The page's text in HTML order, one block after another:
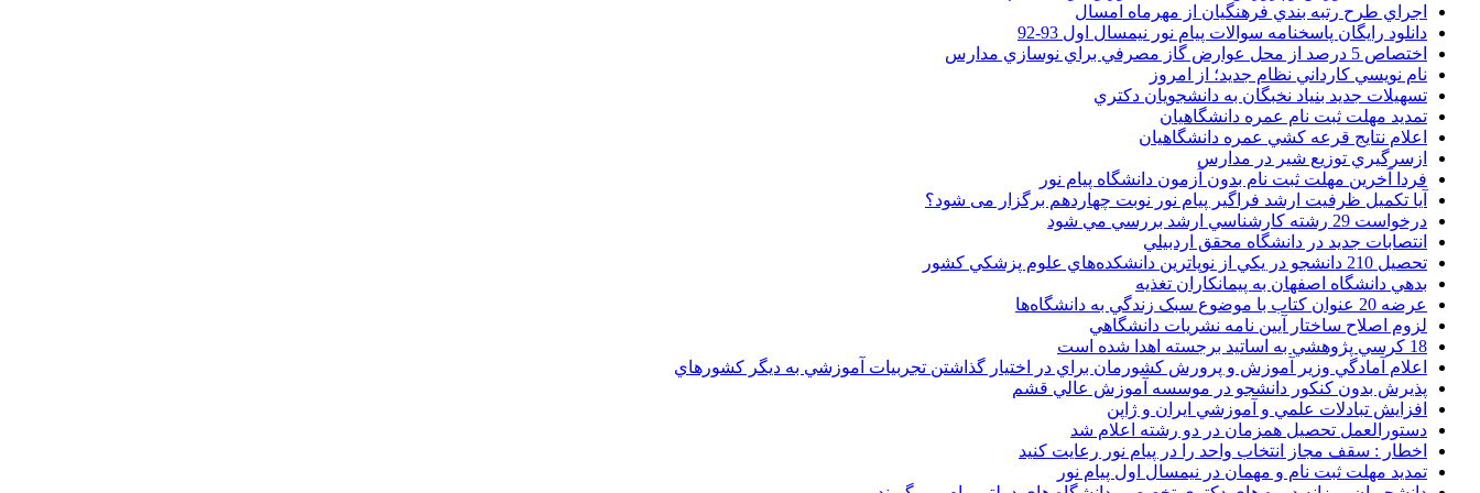
اجراي طرح رتبه بندي فرهنگيان از مهرماه امسال
دانلود رایگان پاسخنامه سوالات پیام نور نیمسال اول 93-92
اختصاص 5 درصد از محل عوارض گاز مصرفي براي نوسازي مدارس
نام نويسي کارداني نظام جديد؛ از امروز
تسهيلات جديد بنياد نخبگان به دانشجويان دکتري
تمديد مهلت ثبت نام عمره دانشگاهيان
اعلام نتايج قرعه کشي عمره دانشگاهيان
ازسرگيري توزيع شير در مدارس
فردا آخرین مهلت ثبت نام بدون آزمون دانشگاه پیام نور
آیا تکمیل ظرفیت ارشد فراگیر پیام نور نوبت چهاردهم برگزار می شود؟
درخواست 29 رشته کارشناسي ارشد بررسي مي شود
انتصابات جديد در دانشگاه محقق اردبيلي
تحصيل 210 دانشجو در يکي از نوپاترين دانشکده‌هاي علوم پزشکي کشور
بدهي دانشگاه اصفهان به پيمانکاران تغذيه
عرضه 20 عنوان کتاب با موضوع سبک زندگي به دانشگاه‌ها
لزوم اصلاح ساختار آيين نامه نشريات دانشگاهي
18 کرسي پژوهشي به اساتيد برجسته اهدا شده است
اعلام آمادگي وزير آموزش و پرورش کشورمان براي در اختيار گذاشتن تجربيات آموزشي به ديگر کشورهاي
پذيرش بدون کنکور دانشجو در موسسه آموزش عالي قشم
افزايش تبادلات علمي و آموزشي ايران و ژاپن
دستورالعمل تحصیل همزمان در دو رشته اعلام شد
اخطار : سقف مجاز انتخاب واحد را در پیام نور رعایت کنید
تمدید مهلت ثبت نام و مهمان در نیمسال اول پیام نور